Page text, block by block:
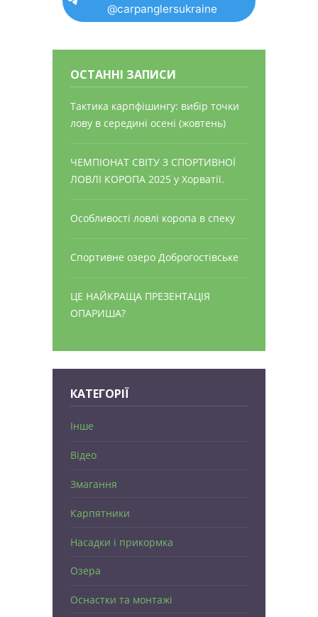
@carpanglersukraine
ОСТАННІ ЗАПИСИ
Тактика карпфішингу: вибір точки
лову в середині осені (жовтень)
ЧЕМПІОНАТ СВІТУ З СПОРТИВНОЇ
ЛОВЛІ КОРОПА 2025 у Хорватії.
Особливості ловлі коропа в спеку
Спортивне озеро Доброгостівське
ЦЕ НАЙКРАЩА ПРЕЗЕНТАЦІЯ
ОПАРИША?
КАТЕГОРІЇ
Інше
Відео
Змагання
Карпятники
Насадки і прикормка
Озера
Оснастки та монтажі